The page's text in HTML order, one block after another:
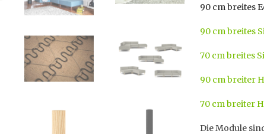
90 cm breites
90 cm breites
70 cm breites
90 cm breiter
70 cm breiter
Die Module